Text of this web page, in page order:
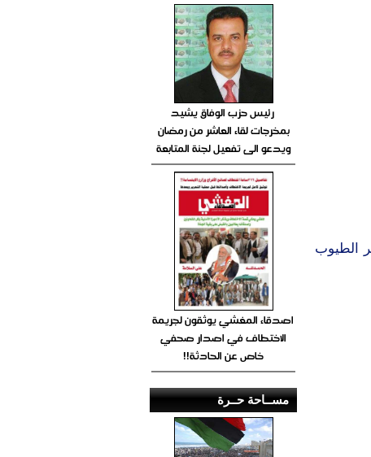
الطيوب
رئيس حزب الوفاق يشيد
بمخرجات لقاء العاشر من رمضان
ويدعو الى تفعيل لجنة المتابعة
اصدقاء المغشي يوثقون لجريمة
الاختطاف في اصدار صحفي
خاص عن الحادثة!!
مســاحة حــرة